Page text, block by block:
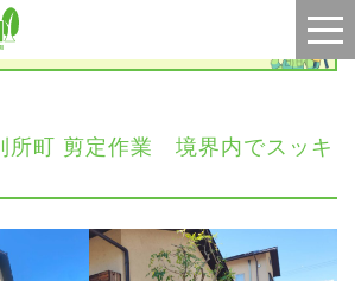
町 剪定作業 境界内でスッキ